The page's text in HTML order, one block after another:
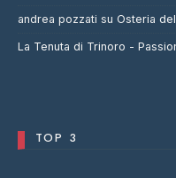
andrea pozzati su Osteria
La Tenuta di Trinoro -
TOP 3